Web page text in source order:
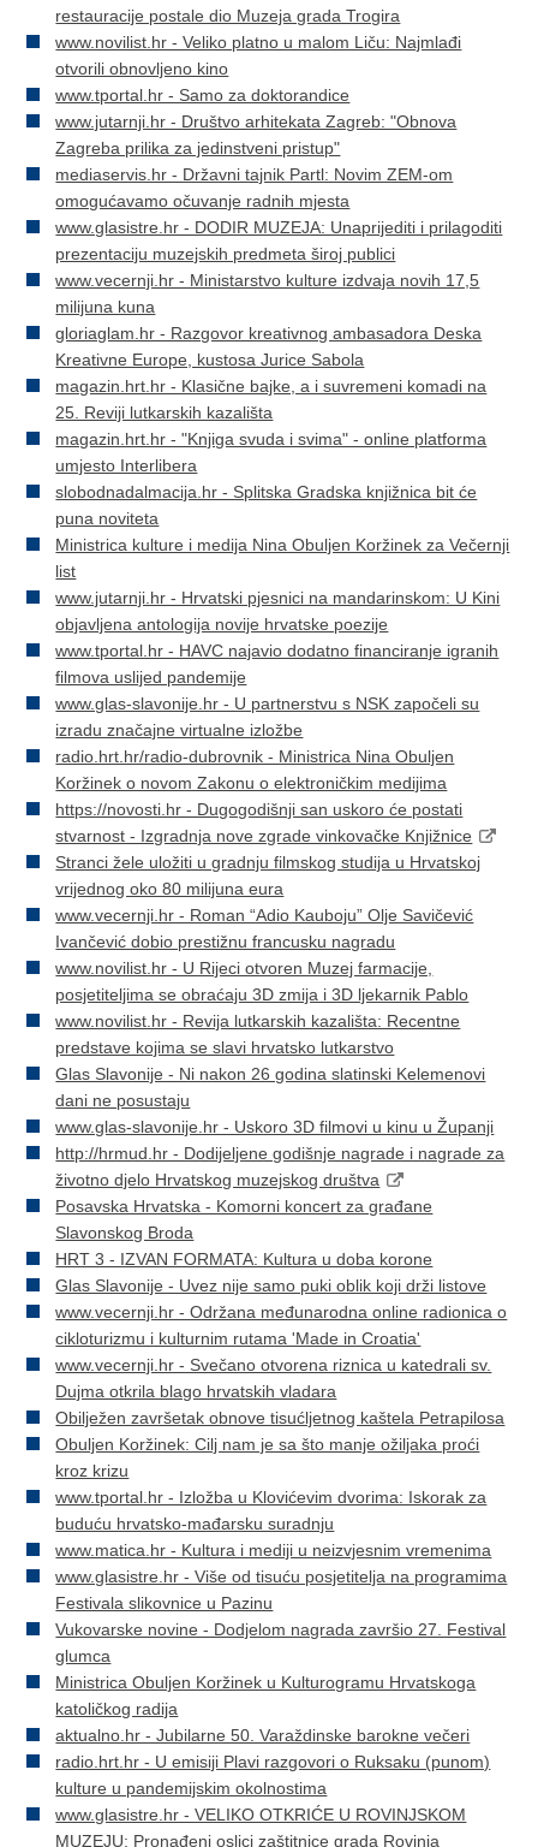
restauracije postale dio Muzeja grada Trogira
www.novilist.hr - Veliko platno u malom Liču: Najmlađi
otvorili obnovljeno kino
www.tportal.hr - Samo za doktorandice
www.jutarnji.hr - Društvo arhitekata Zagreb: "Obnova
Zagreba prilika za jedinstveni pristup"
mediaservis.hr - Državni tajnik Partl: Novim ZEM-om
omogućavamo očuvanje radnih mjesta
www.glasistre.hr - DODIR MUZEJA: Unaprijediti i prilagoditi
prezentaciju muzejskih predmeta široj publici
www.vecernji.hr - Ministarstvo kulture izdvaja novih 17,5
milijuna kuna
gloriaglam.hr - Razgovor kreativnog ambasadora Deska
Kreativne Europe, kustosa Jurice Sabola
magazin.hrt.hr - Klasične bajke, a i suvremeni komadi na
25. Reviji lutkarskih kazališta
magazin.hrt.hr - "Knjiga svuda i svima" - online platforma
umjesto Interlibera
slobodnadalmacija.hr - Splitska Gradska knjižnica bit će
puna noviteta
Ministrica kulture i medija Nina Obuljen Koržinek za Večernji
list
www.jutarnji.hr - Hrvatski pjesnici na mandarinskom: U Kini
objavljena antologija novije hrvatske poezije
www.tportal.hr - HAVC najavio dodatno financiranje igranih
filmova uslijed pandemije
www.glas-slavonije.hr - U partnerstvu s NSK započeli su
izradu značajne virtualne izložbe
radio.hrt.hr/radio-dubrovnik - Ministrica Nina Obuljen
Koržinek o novom Zakonu o elektroničkim medijima
https://novosti.hr - Dugogodišnji san uskoro će postati
stvarnost - Izgradnja nove zgrade vinkovačke Knjižnice
Stranci žele uložiti u gradnju filmskog studija u Hrvatskoj
vrijednog oko 80 milijuna eura
www.vecernji.hr - Roman “Adio Kauboju” Olje Savičević
Ivančević dobio prestižnu francusku nagradu
www.novilist.hr - U Rijeci otvoren Muzej farmacije,
posjetiteljima se obraćaju 3D zmija i 3D ljekarnik Pablo
www.novilist.hr - Revija lutkarskih kazališta: Recentne
predstave kojima se slavi hrvatsko lutkarstvo
Glas Slavonije - Ni nakon 26 godina slatinski Kelemenovi
dani ne posustaju
www.glas-slavonije.hr - Uskoro 3D filmovi u kinu u Županji
http://hrmud.hr - Dodijeljene godišnje nagrade i nagrade za
životno djelo Hrvatskog muzejskog društva
Posavska Hrvatska - Komorni koncert za građane
Slavonskog Broda
HRT 3 - IZVAN FORMATA: Kultura u doba korone
Glas Slavonije - Uvez nije samo puki oblik koji drži listove
www.vecernji.hr - Održana međunarodna online radionica o
cikloturizmu i kulturnim rutama 'Made in Croatia'
www.vecernji.hr - Svečano otvorena riznica u katedrali sv.
Dujma otkrila blago hrvatskih vladara
Obilježen završetak obnove tisućljetnog kaštela Petrapilosa
Obuljen Koržinek: Cilj nam je sa što manje ožiljaka proći
kroz krizu
www.tportal.hr - Izložba u Klovićevim dvorima: Iskorak za
buduću hrvatsko-mađarsku suradnju
www.matica.hr - Kultura i mediji u neizvjesnim vremenima
www.glasistre.hr - Više od tisuću posjetitelja na programima
Festivala slikovnice u Pazinu
Vukovarske novine - Dodjelom nagrada završio 27. Festival
glumca
Ministrica Obuljen Koržinek u Kulturogramu Hrvatskoga
katoličkog radija
aktualno.hr - Jubilarne 50. Varaždinske barokne večeri
radio.hrt.hr - U emisiji Plavi razgovori o Ruksaku (punom)
kulture u pandemijskim okolnostima
www.glasistre.hr - VELIKO OTKRIĆE U ROVINJSKOM
MUZEJU: Pronađeni oslici zaštitnice grada Rovinja